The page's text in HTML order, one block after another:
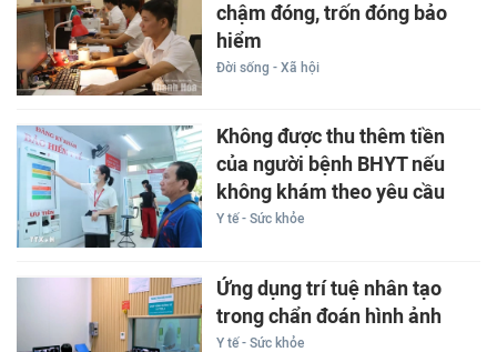
chậm đóng, trốn đóng bảo
hiểm
Đời sống - Xã hội
Không được thu thêm tiền
của người bệnh BHYT nếu
không khám theo yêu cầu
Y tế - Sức khỏe
Ứng dụng trí tuệ nhân tạo
trong chẩn đoán hình ảnh
Y tế - Sức khỏe